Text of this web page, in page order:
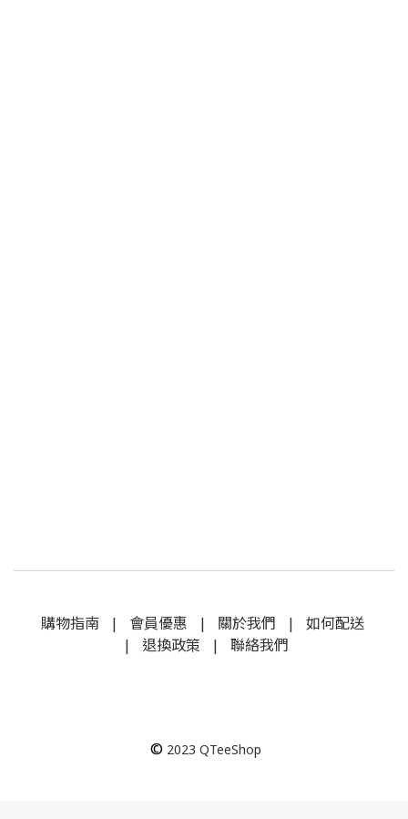
購物指南| 會員優惠 | 關於我們 | 如何配送
| 退換政策 | 聯絡我們
© 2023 QTeeShop